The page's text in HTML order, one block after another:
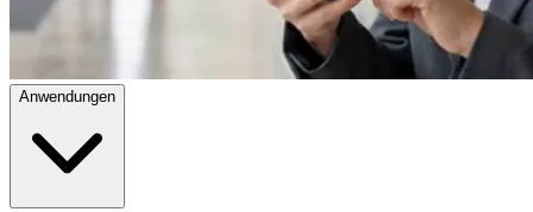
Anwendungen